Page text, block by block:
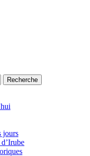
Recherche
jours